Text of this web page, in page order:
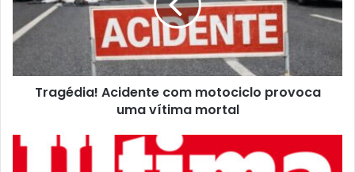
Tragédia! Acidente com motociclo provoca
uma vítima mortal